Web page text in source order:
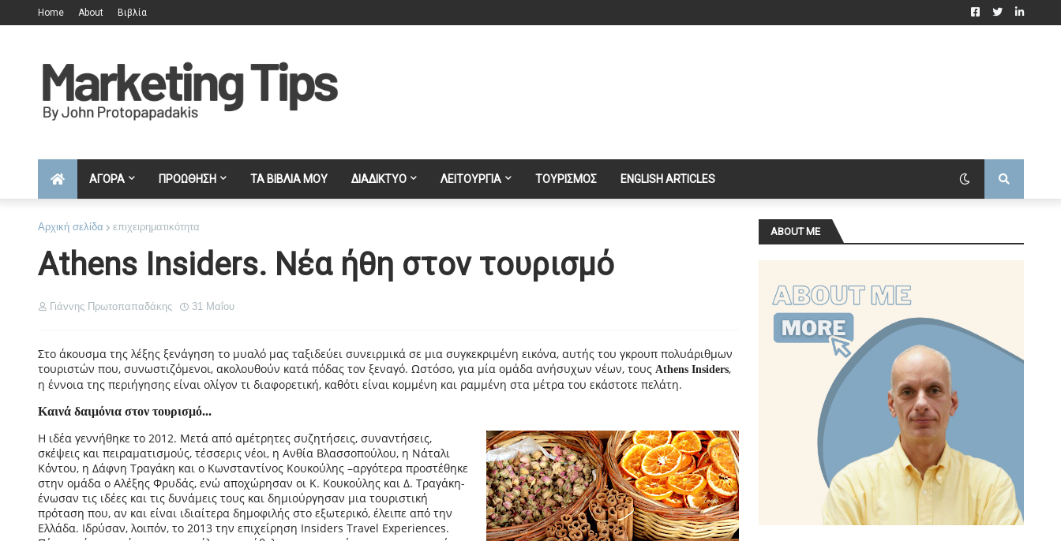
Home About Βιβλία
ΑΓΟΡΑ ΠΡΟΩΘΗΣΗ ΤΑ ΒΙΒΛΙΑ ΜΟΥ ΔΙΑΔΙΚΤΥΟ ΛΕΙΤΟΥΡΓΙΑ ΤΟΥΡΙΣΜΟΣ ENGLISH ARTICLES
Αρχική σελίδα επιχειρηματικότητα
Athens Insiders. Νέα ήθη στον τουρισμό
Γιάννης Πρωτοπαπαδάκης 31 Μαΐου
Στο άκουσμα της λέξης ξενάγηση το μυαλό μας ταξιδεύει συνειρμικά σε μια συγκεκριμένη εικόνα, αυτής του γκρουπ πολυάριθμων
τουριστών που, συνωστιζόμενοι, ακολουθούν κατά πόδας τον ξεναγό. Ωστόσο, για μία ομάδα ανήσυχων νέων, τους Athens Insiders,
η έννοια της περιήγησης είναι ολίγον τι διαφορετική, καθότι είναι κομμένη και ραμμένη στα μέτρα του εκάστοτε πελάτη.
Καινά δαιμόνια στον τουρισμό...
Η ιδέα γεννήθηκε το 2012. Μετά από αμέτρητες συζητήσεις, συναντήσεις,
σκέψεις και πειραματισμούς, τέσσερις νέοι, η Ανθία Βλασσοπούλου, η Νάταλι
Κόντου, η Δάφνη Τραγάκη και ο Κωνσταντίνος Κουκούλης –αργότερα προστέθηκε
στην ομάδα ο Αλέξης Φρυδάς, ενώ αποχώρησαν οι Κ. Κουκούλης και Δ. Τραγάκη-
ένωσαν τις ιδέες και τις δυνάμεις τους και δημιούργησαν μια τουριστική
πρόταση που, αν και είναι ιδιαίτερα δημοφιλής στο εξωτερικό, έλειπε από την
Ελλάδα. Ιδρύσαν, λοιπόν, το 2013 την επιχείρηση Insiders Travel Experiences.
ABOUT ME